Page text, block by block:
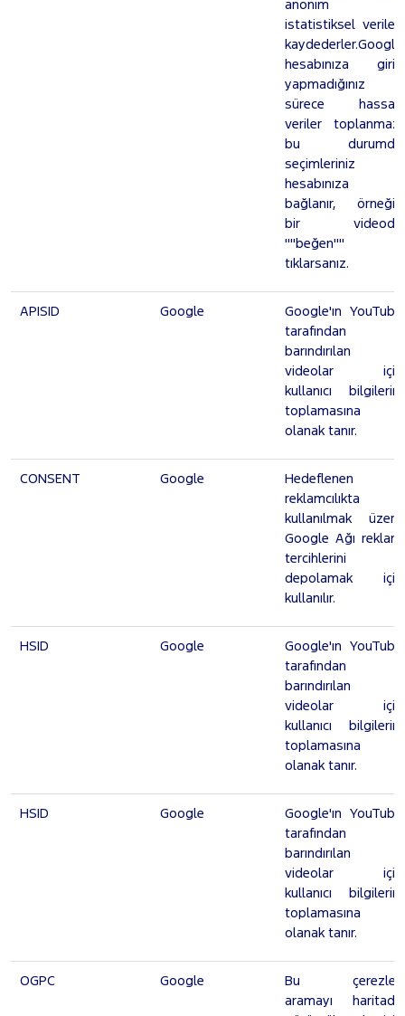
anonim
istatistiksel verileri
kaydederler.Google
hesabınıza giriş
yapmadığınız
sürece hassas
veriler toplanmaz,
bu durumda
seçimleriniz
hesabınıza
bağlanır, örneğin
bir videoda
""beğen"" i
tıklarsanız.
APISID Google
Google'ın YouTube
tarafından
barındırılan
videolar için
kullanıcı bilgilerini
toplamasına
olanak tanır.
CONSENT Google
Hedeflenen
reklamcılıkta
kullanılmak üzere
Google Ağı reklam
tercihlerini
depolamak için
kullanılır.
HSID Google
Google'ın YouTube
tarafından
barındırılan
videolar için
kullanıcı bilgilerini
toplamasına
olanak tanır.
HSID Google
Google'ın YouTube
tarafından
barındırılan
videolar için
kullanıcı bilgilerini
toplamasına
olanak tanır.
OGPC Google
Bu çerezler,
aramayı haritada